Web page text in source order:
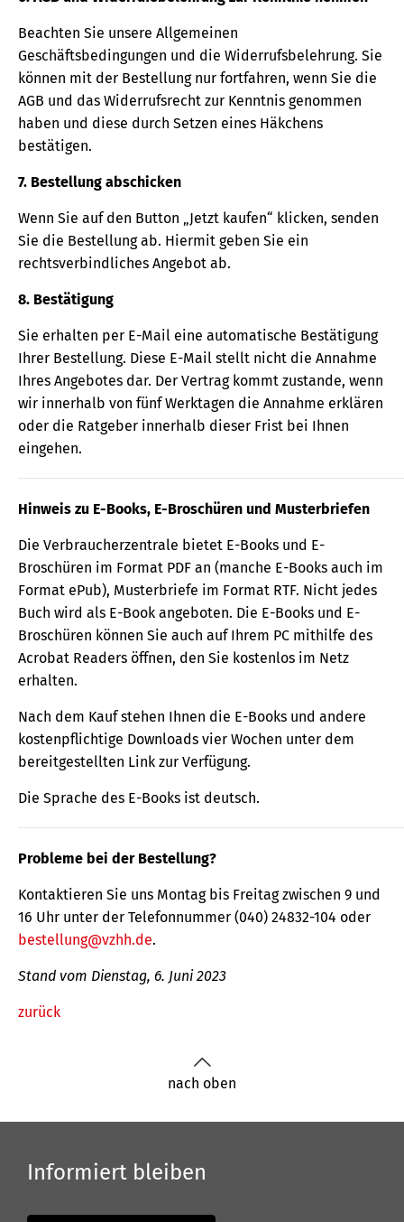
Beachten Sie unsere Allgemeinen
Geschäftsbedingungen und die Widerrufsbelehrung. Sie
können mit der Bestellung nur fortfahren, wenn Sie die
AGB und das Widerrufsrecht zur Kenntnis genommen
haben und diese durch Setzen eines Häkchens
bestätigen.
7. Bestellung abschicken
Wenn Sie auf den Button „Jetzt kaufen“ klicken, senden
Sie die Bestellung ab. Hiermit geben Sie ein
rechtsverbindliches Angebot ab.
8. Bestätigung
Sie erhalten per E-Mail eine automatische Bestätigung
Ihrer Bestellung. Diese E-Mail stellt nicht die Annahme
Ihres Angebotes dar. Der Vertrag kommt zustande, wenn
wir innerhalb von fünf Werktagen die Annahme erklären
oder die Ratgeber innerhalb dieser Frist bei Ihnen
eingehen.
Hinweis zu E-Books, E-Broschüren und Musterbriefen
Die Verbraucherzentrale bietet E-Books und E-
Broschüren im Format PDF an (manche E-Books auch im
Format ePub), Musterbriefe im Format RTF. Nicht jedes
Buch wird als E-Book angeboten. Die E-Books und E-
Broschüren können Sie auch auf Ihrem PC mithilfe des
Acrobat Readers öffnen, den Sie kostenlos im Netz
erhalten.
Nach dem Kauf stehen Ihnen die E-Books und andere
kostenpflichtige Downloads vier Wochen unter dem
bereitgestellten Link zur Verfügung.
Die Sprache des E-Books ist deutsch.
Probleme bei der Bestellung?
Kontaktieren Sie uns Montag bis Freitag zwischen 9 und
16 Uhr unter der Telefonnummer (040) 24832-104 oder
bestellung@vzhh.de.
Stand vom Dienstag, 6. Juni 2023
zurück
nach oben
Informiert bleiben